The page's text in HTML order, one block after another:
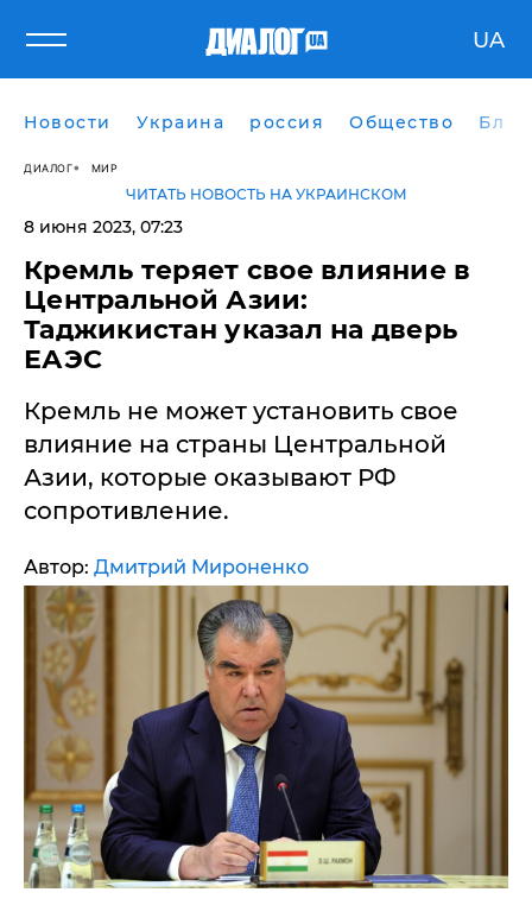
UA
Новости Украина россия Общество
ДИАЛОГ МИР
ЧИТАТЬ НОВОСТЬ НА УКРАИНСКОМ
8 июня 2023, 07:23
​Кремль теряет свое влияние в
Центральной Азии:
Таджикистан указал на дверь
ЕАЭС
Кремль не может установить свое
влияние на страны Центральной
Азии, которые оказывают РФ
сопротивление.
Автор: Дмитрий Мироненко